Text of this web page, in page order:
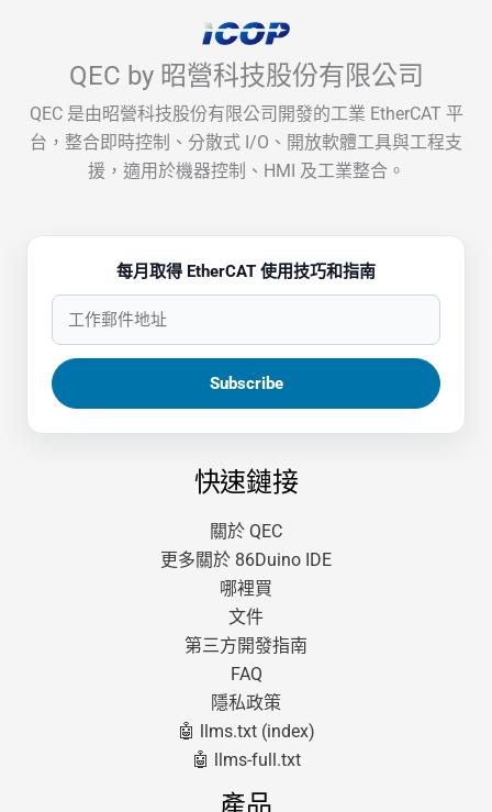
QEC by 昭營科技股份有限公司
QEC 是由昭營科技股份有限公司開發的工業 EtherCAT 平
台，整合即時控制、分散式 I/O、開放軟體工具與工程支
援，適用於機器控制、HMI 及工業整合。
每月取得 EtherCAT 使用技巧和指南
快速鏈接
關於 QEC
更多關於 86Duino IDE
哪裡買
文件
第三方開發指南
FAQ
隱私政策
🤖 llms.txt (index)
🤖 llms-full.txt
產品